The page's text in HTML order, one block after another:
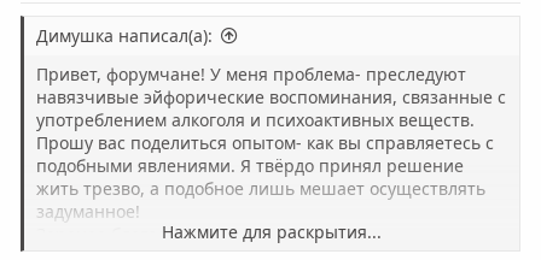
Димушка написал(а):
Привет, форумчане! У меня проблема- преследуют
навязчивые эйфорические воспоминания, связанные с
употреблением алкоголя и психоактивных веществ.
Прошу вас поделиться опытом- как вы справляетесь с
подобными явлениями. Я твёрдо принял решение
жить трезво, а подобное лишь мешает осуществлять
задуманное!
Заранее благодарю!Нажмите для раскрытия...